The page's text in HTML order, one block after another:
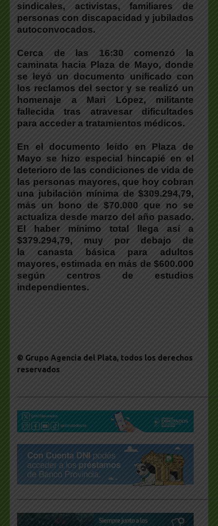
sindicales, activistas, familiares de
personas con discapacidad y jubilados
autoconvocados.
Cerca de las 16:30 comenzó la
caminata hacia Plaza de Mayo, donde
se leyó un documento unificado con
los reclamos del sector y se realizó un
homenaje a Mari López, militante
fallecida tras atravesar dificultades
para acceder a tratamientos médicos.
En el documento leído en Plaza de
Mayo se hizo especial hincapié en el
deterioro de las condiciones de vida de
las personas mayores, que hoy cobran
una jubilación mínima de $309.294,79,
más un bono de $70.000 que no se
actualiza desde marzo del año pasado.
El haber mínimo total llega así a
$379.294,79, muy por debajo de
la canasta básica para adultos
mayores, estimada en más de $600.000
según centros de estudios
independientes.
© Grupo Agencia del Plata, todos los derechos
reservados